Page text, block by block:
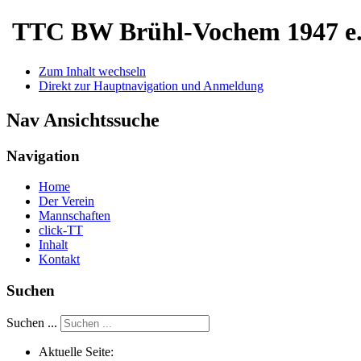
TTC BW Brühl-Vochem 1947
Zum Inhalt wechseln
Direkt zur Hauptnavigation und Anmeldung
Nav Ansichtssuche
Navigation
Home
Der Verein
Mannschaften
click-TT
Inhalt
Kontakt
Suchen
Suchen ...
Aktuelle Seite: